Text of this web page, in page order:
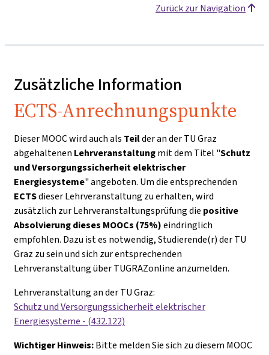
Zurück zur Navigation
Zusätzliche Information
ECTS-Anrechnungspunkte
Dieser MOOC wird auch als Teilder an der TU Graz
abgehaltenen Lehrveranstaltungmit dem Titel "Schutz
und Versorgungssicherheit elektrischer
Energiesysteme" angeboten. Um die entsprechenden
ECTSdieser Lehrveranstaltung zu erhalten, wird
zusätzlich zur Lehrveranstaltungsprüfung die positive
Absolvierung dieses MOOCs (75%)eindringlich
empfohlen. Dazu ist es notwendig, Studierende(r) der TU
Graz zu sein und sich zur entsprechenden
Lehrveranstaltung über TUGRAZonline anzumelden.
Lehrveranstaltung an der TU Graz:
Schutz und Versorgungssicherheit elektrischer
Energiesysteme - (432.122)
Wichtiger Hinweis:Bitte melden Sie sich zu diesem MOOC